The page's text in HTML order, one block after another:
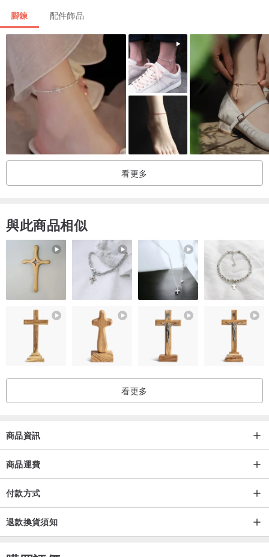
腳鍊 配件飾品
看更多
與此商品相似
看更多
商品資訊
商品運費
付款方式
退款換貨須知